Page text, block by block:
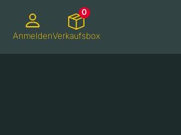
AnmeldenVerkaufsbox
0